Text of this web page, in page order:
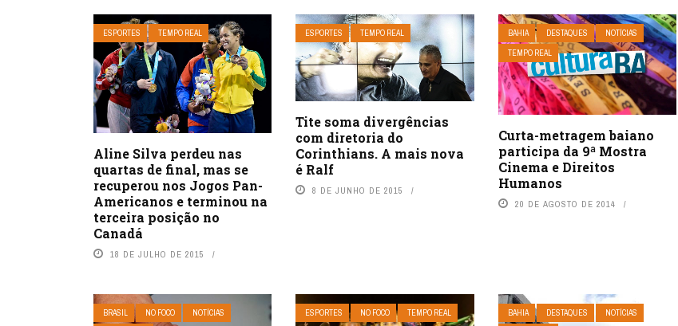
ESPORTES TEMPO REAL
Aline Silva perdeu nas
quartas de final, mas se
recuperou nos Jogos Pan-
Americanos e terminou na
terceira posição no
Canadá
18 DE JULHO DE 2015
ESPORTES TEMPO REAL
Tite soma divergências
com diretoria do
Corinthians. A mais nova
é Ralf
8 DE JUNHO DE 2015
BAHIA DESTAQUES
NOTÍCIAS
TEMPO REAL
Curta-metragem baiano
participa da 9ª Mostra
Cinema e Direitos
Humanos
20 DE AGOSTO DE 2014
BRASIL NO FOCO
NOTÍCIAS
ESPORTES NO FOCO TEMPO REAL BAHIA DESTAQUES
NOTÍCIAS